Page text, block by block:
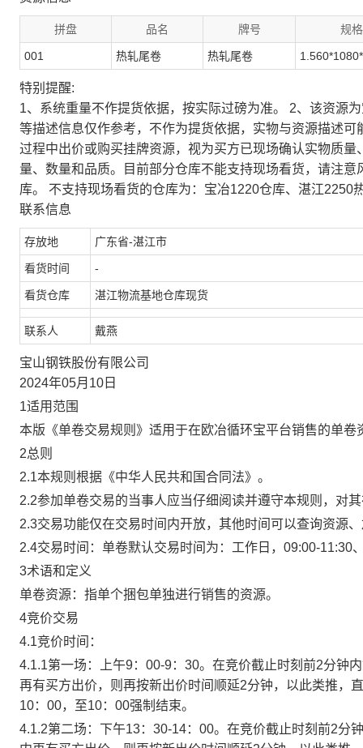
拼盘 品名 牌号 规格
001 热轧尾卷 热轧尾卷
特别提醒:
1、系统重量不作提货依据，按实际过磅为准。 2、该资源
等描述信息仅作参考，不作为提货依据，实物与资源描述
过程中出价或购买挂牌资源，视为买方已现场确认实物质
量、数量和品质。目前部分仓库不能支持现场看货，请注
库。 不支持现场看货的仓库为：宝冶1220仓库、湛江2250
联系信息
存放地 广东省-湛江市
看货时间 -
看货仓库 湛江物流基地仓库现货
联系人 戴燕
宝山钢铁股份有限公司
2024年05月10日
1适用范围
本版《单卷交易规则》适用于在欧冶循环宝平台销售的单卷
2总则
2.1本规则根据《中华人民共和国合同法》。
2.2参加单卷交易的当事人应当仔细阅读并遵守本规则，对
2.3交易功能仅在交易时间内开放，其他时间可以查询资源
2.4交易时间：单卷默认交易时间为：工作日，09:00-11:30
3术语和定义
单卷资源：指单个捆包单独进行销售的资源。
4竞价交易
4.1竞价时间：
4.1.1第一场：上午9：00-9：30。在竞价截止时刻前2分钟
再有买方出价，则再按新出价时间顺延2分钟，以此类推，
10：00，至10：00强制结束。
4.1.2第二场：下午13：30-14：00。在竞价截止时刻前2分